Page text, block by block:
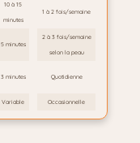
10 à 15
minutes
1 à 2 fois/semaine
5 minutes
2 à 3 fois/semaine
selon la peau
3 minutes Quotidienne
Variable Occasionnelle